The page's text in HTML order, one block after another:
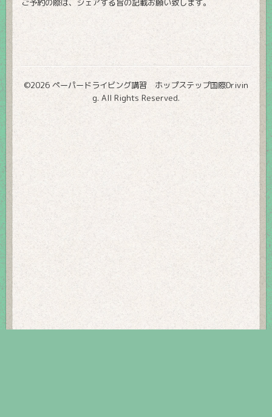
ご予約の際は、シェアする旨の記載お願い致します。
©2026 ペーパードライビング講習 ホップステップ国際Drivin
g. All Rights Reserved.